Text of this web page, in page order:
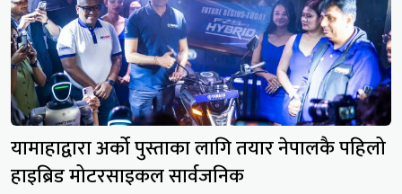
यामाहाद्वारा अर्को पुस्ताका लागि तयार नेपालकै पहिलो
हाइब्रिड मोटरसाइकल सार्वजनिक